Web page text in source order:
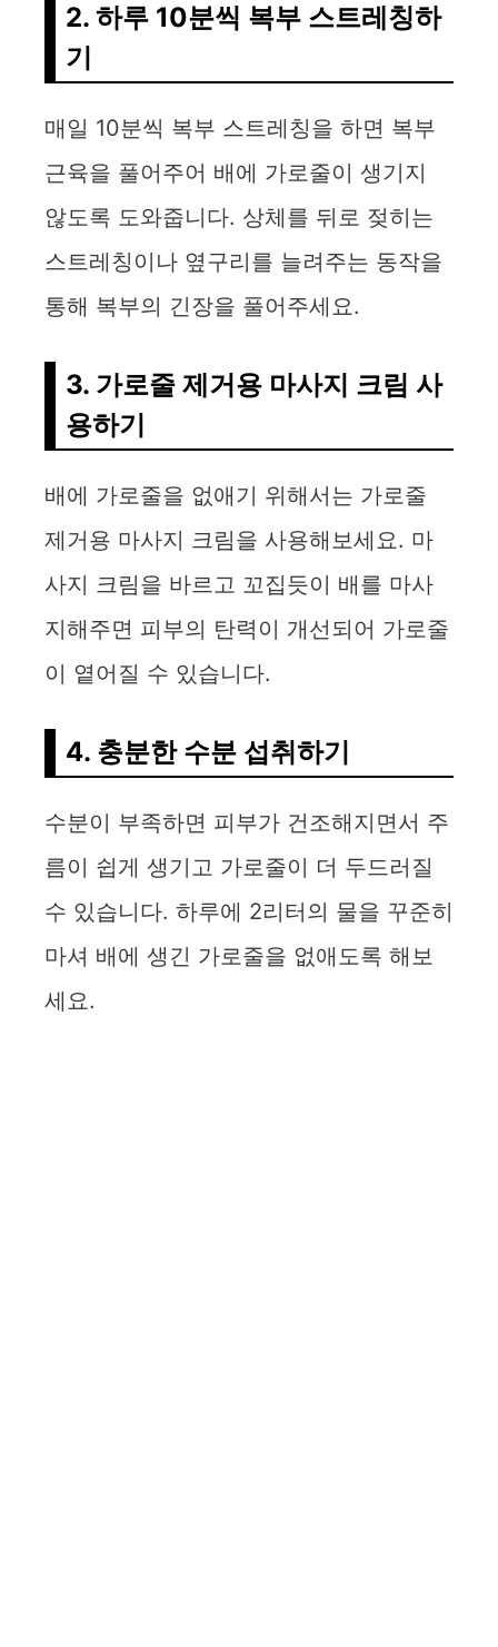
2. 하루 10분씩 복부 스트레칭하
기
매일 10분씩 복부 스트레칭을 하면 복부
근육을 풀어주어 배에 가로줄이 생기지
않도록 도와줍니다. 상체를 뒤로 젖히는
스트레칭이나 옆구리를 늘려주는 동작을
통해 복부의 긴장을 풀어주세요.
3. 가로줄 제거용 마사지 크림 사
용하기
배에 가로줄을 없애기 위해서는 가로줄
제거용 마사지 크림을 사용해보세요. 마
사지 크림을 바르고 꼬집듯이 배를 마사
지해주면 피부의 탄력이 개선되어 가로줄
이 옅어질 수 있습니다.
4. 충분한 수분 섭취하기
수분이 부족하면 피부가 건조해지면서 주
름이 쉽게 생기고 가로줄이 더 두드러질
수 있습니다. 하루에 2리터의 물을 꾸준히
마셔 배에 생긴 가로줄을 없애도록 해보
세요.